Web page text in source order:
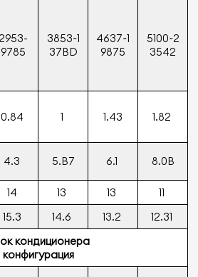
9785
3853~1
37BD
4637~1
9875
5100~2
3542
0.84 1 1.43 1.82
4.3 5.B7 6.1 8.0B
14 13 13
11
15.3 14.6 13.2
12.31
кондиционера
конфигурация